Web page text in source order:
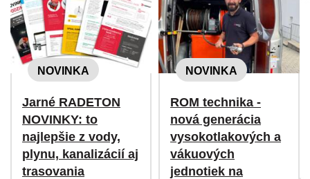
NOVINKA
Jarné RADETON
NOVINKY: to
najlepšie z vody,
plynu, kanalizácií aj
trasovania
NOVINKA
ROM technika -
nová generácia
vysokotlakových a
vákuových
jednotiek na